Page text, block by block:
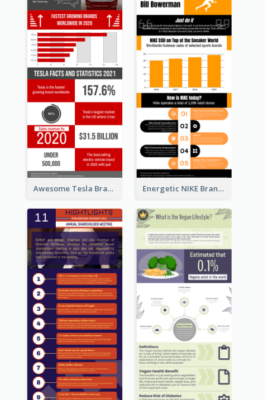
Awesome Tesla Branding Infographic Design Ideas Energetic NIKE Branding Stories Design Idea